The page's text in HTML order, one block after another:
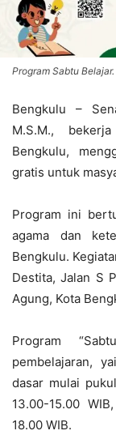
Program Sabtu Belajar.
Bengkulu –
M.S.M.,
Bengkulu,
gratis untuk
Program ini
agama dan
Bengkulu.
Destita, Jalan S
Agung, Kota
Program
pembelajaran,
dasar mulai
13.00-15.00
18.00 WIB.